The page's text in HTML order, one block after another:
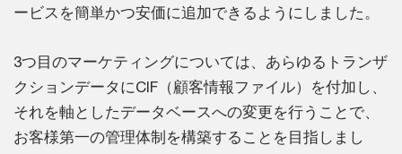
ービスを簡単かつ安価に追加できるようにしました。
3つ目のマーケティングについては、あらゆるトランザ
クションデータにCIF（顧客情報ファイル）を付加し、
それを軸としたデータベースへの変更を行うことで、
お客様第一の管理体制を構築することを目指しまし